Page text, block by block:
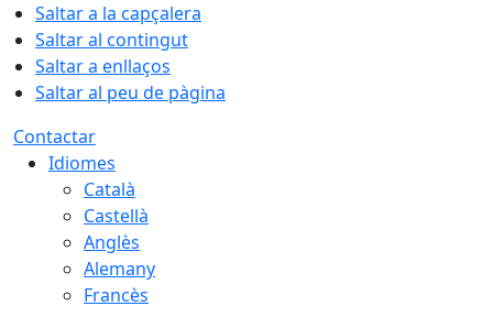
Saltar a la capçalera
Saltar al contingut
Saltar a enllaços
Saltar al peu de pàgina
Contactar
Idiomes
Català
Castellà
Anglès
Alemany
Francès